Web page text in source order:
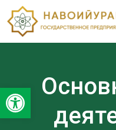
Открыть панель инструментов